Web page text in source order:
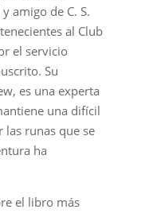
amigo de C. S.
al Club
el servicio
Su
es una experta
una difícil
las runas que se
ha
el libro más